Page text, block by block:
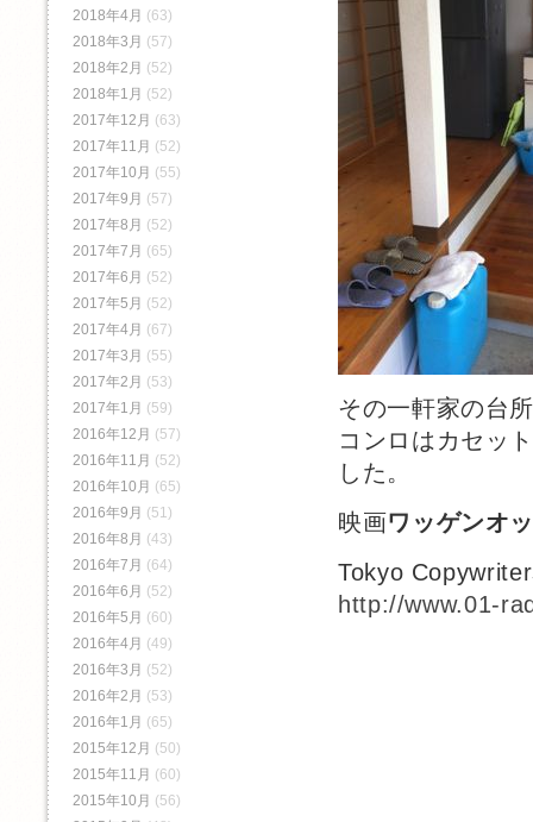
その一軒家の台
コンロはカセッ
した。
映画ワッゲンオ
Tokyo
http://www.01-
2018年4月 (63)
2018年3月 (57)
2018年2月 (52)
2018年1月 (52)
2017年12月 (63)
2017年11月 (52)
2017年10月 (55)
2017年9月 (57)
2017年8月 (52)
2017年7月 (65)
2017年6月 (52)
2017年5月 (52)
2017年4月 (67)
2017年3月 (55)
2017年2月 (53)
2017年1月 (59)
2016年12月 (57)
2016年11月 (52)
2016年10月 (65)
2016年9月 (51)
2016年8月 (43)
2016年7月 (64)
2016年6月 (52)
2016年5月 (60)
2016年4月 (49)
2016年3月 (52)
2016年2月 (53)
2016年1月 (65)
2015年12月 (50)
2015年11月 (60)
2015年10月 (56)